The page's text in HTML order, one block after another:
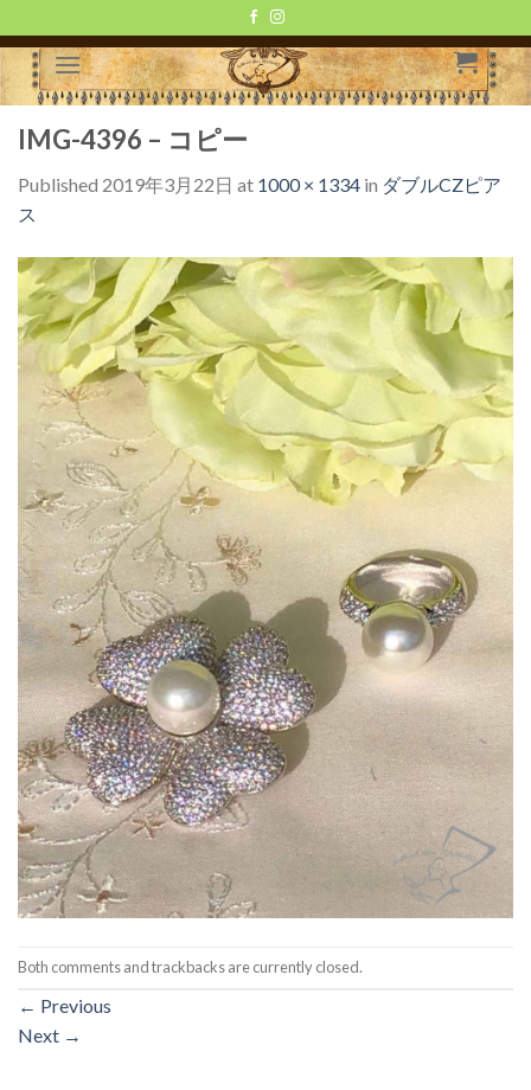
to
content
IMG-4396 – コピー
Published 2019年3月22日 at 1000 × 1334 in ダブルCZピア
ス
Both comments and trackbacks are currently closed.
← Previous
Next →